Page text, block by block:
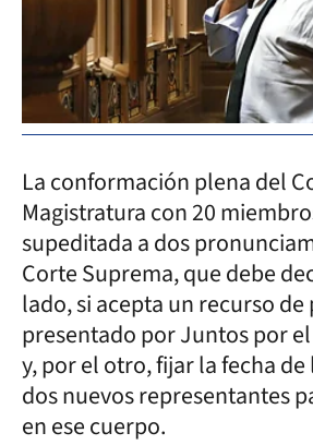
La conformación plena del
Magistratura con 20
supeditada a dos
Corte Suprema, que debe
lado, si acepta un recurso
presentado por Juntos por
y, por el otro, fijar la fecha
dos nuevos representantes
en ese cuerpo.